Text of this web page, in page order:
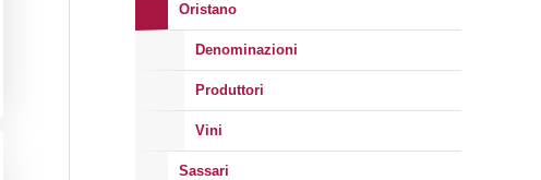
Oristano
Denominazioni
Produttori
Vini
Sassari